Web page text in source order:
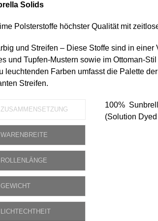
Solids
Polsterstoffe höchster Qualität mit
und Streifen – Diese Stoffe sind in
und Tupfen-Mustern sowie im Ottoman-
leuchtenden Farben umfasst die Palette
Streifen.
ZUSAMMENSETZUNG
WARENBREITE
ROLLENLÄNGE
GEWICHT
LICHTECHTHEIT
100%
(Solution